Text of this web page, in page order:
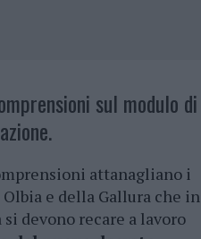
sul modulo di
attanagliano i
e della Gallura che in
devono recare a lavoro